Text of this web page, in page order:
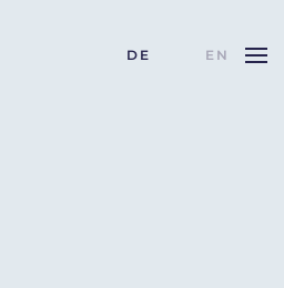
DE EN